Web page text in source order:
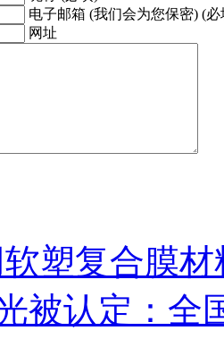
电子邮箱 (我们会为您保密) (必
网址
塑复合膜
被认定：全